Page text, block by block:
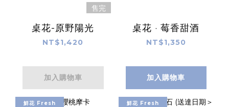
售完
桌花-原野陽光
NT$1,420
加入購物車
桌花 · 莓香甜酒
NT$1,350
加入購物車
鮮花 Fresh 鮮花 Fresh